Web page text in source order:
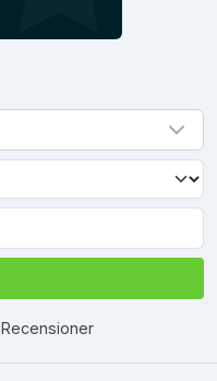
Recensioner